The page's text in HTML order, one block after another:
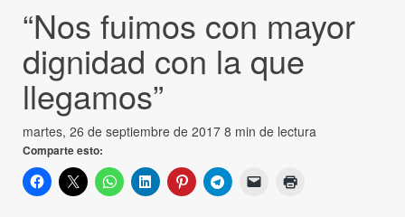
“Nos fuimos con mayor
dignidad con la que
llegamos”
martes, 26 de septiembre de 2017 8 min de lectura
Comparte esto: